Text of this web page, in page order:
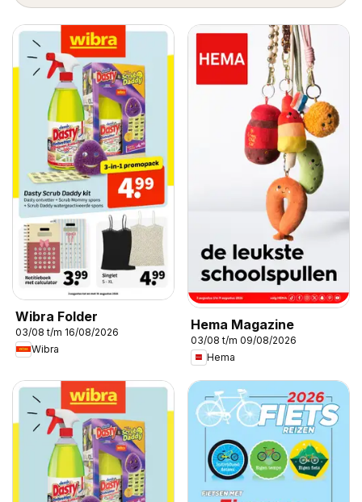
Wibra Folder
03/08 t/m 16/08/2026
Wibra
Hema Magazine
03/08 t/m 09/08/2026
Hema